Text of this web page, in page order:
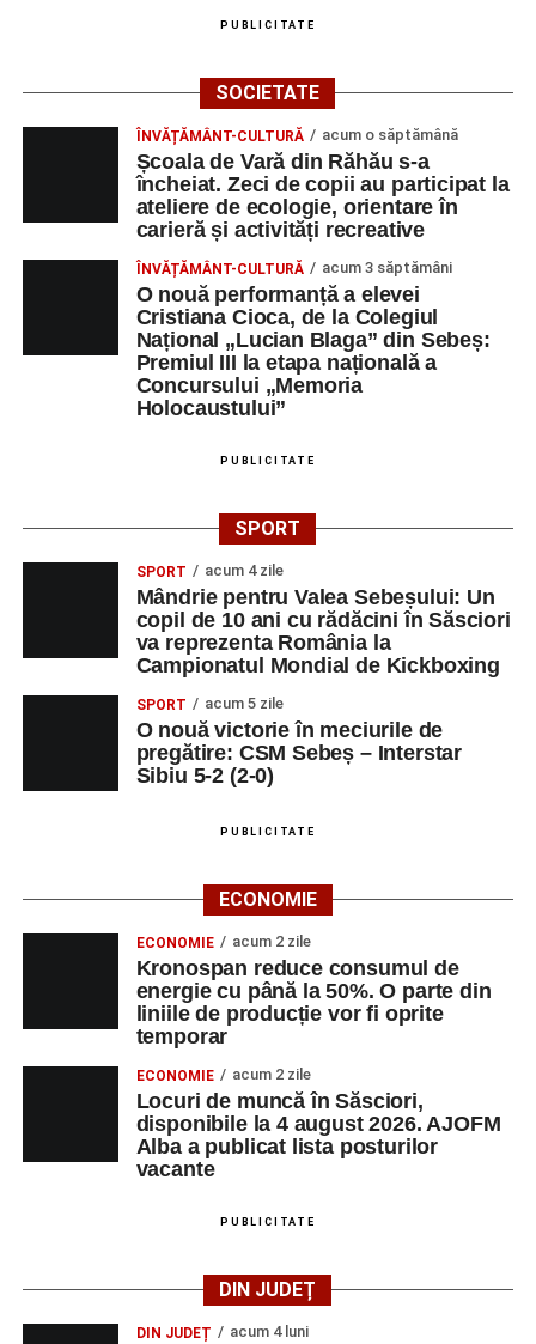
PUBLICITATE
SOCIETATE
ÎNVĂȚĂMÂNT-CULTURĂ acum o săptămână
Școala de Vară din Răhău s-a
încheiat. Zeci de copii au participat la
ateliere de ecologie, orientare în
carieră și activități recreative
ÎNVĂȚĂMÂNT-CULTURĂ acum 3 săptămâni
O nouă performanță a elevei
Cristiana Cioca, de la Colegiul
Național „Lucian Blaga” din Sebeș:
Premiul III la etapa națională a
Concursului „Memoria
Holocaustului”
PUBLICITATE
SPORT
SPORT acum 4 zile
Mândrie pentru Valea Sebeșului: Un
copil de 10 ani cu rădăcini în Săsciori
va reprezenta România la
Campionatul Mondial de Kickboxing
SPORT acum 5 zile
O nouă victorie în meciurile de
pregătire: CSM Sebeș – Interstar
Sibiu 5-2 (2-0)
PUBLICITATE
ECONOMIE
ECONOMIE acum 2 zile
Kronospan reduce consumul de
energie cu până la 50%. O parte din
liniile de producție vor fi oprite
temporar
ECONOMIE acum 2 zile
Locuri de muncă în Săsciori,
disponibile la 4 august 2026. AJOFM
Alba a publicat lista posturilor
vacante
PUBLICITATE
DIN JUDEȚ
DIN JUDEȚ acum 4 luni